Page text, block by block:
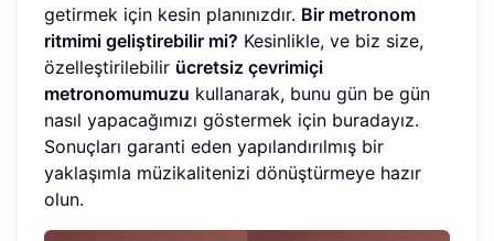
getirmek için kesin planınızdır. Bir metronom
ritmimi geliştirebilir mi? Kesinlikle, ve biz size,
özelleştirilebilir ücretsiz çevrimiçi
metronomumuzu kullanarak, bunu gün be gün
nasıl yapacağımızı göstermek için buradayız.
Sonuçları garanti eden yapılandırılmış bir
yaklaşımla müzikalitenizi dönüştürmeye hazır
olun.